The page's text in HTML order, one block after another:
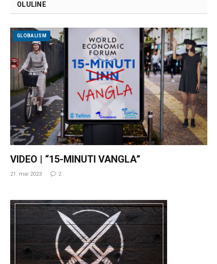
OLULINE
GLOBALISM
VIDEO | “15-MINUTI VANGLA”
21. mai 2023 2